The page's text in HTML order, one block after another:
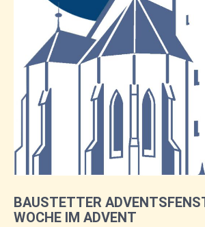
BAUSTETTER
WOCHE IM ADVENT